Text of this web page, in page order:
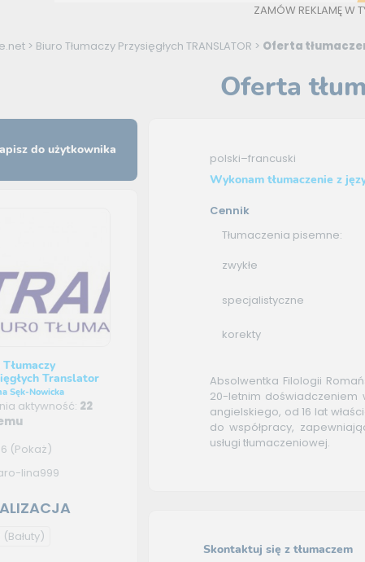
ZAMÓW REKLAMĘ W
> Biuro Tłumaczy Przysięgłych TRANSLATOR > Oferta
Oferta
do użytkownika
Translator
Sęk-Nowicka
aktywność: 22
(Pokaż)
lina999
(Bałuty)
polski–francuski
Wykonam tłumaczenie z
Cennik
Tłumaczenia pisemne:
zwykłe
specjalistyczne
korekty
Absolwentka Filologii
20-letnim doświadczeniem
angielskiego, od 16 lat
do współpracy,
usługi tłumaczeniowej.
Skontaktuj się z tłumaczem